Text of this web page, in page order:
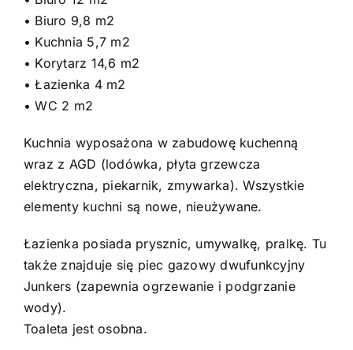
• Biuro 9,8 m2
• Kuchnia 5,7 m2
• Korytarz 14,6 m2
• Łazienka 4 m2
• WC 2 m2
Kuchnia wyposażona w zabudowę kuchenną
wraz z AGD (lodówka, płyta grzewcza
elektryczna, piekarnik, zmywarka). Wszystkie
elementy kuchni są nowe, nieużywane.
Łazienka posiada prysznic, umywalkę, pralkę. Tu
także znajduje się piec gazowy dwufunkcyjny
Junkers (zapewnia ogrzewanie i podgrzanie
wody).
Toaleta jest osobna.